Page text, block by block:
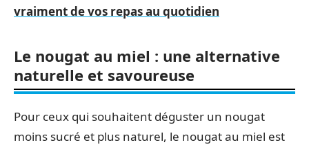
vraiment de vos repas au quotidien
Le nougat au miel : une alternative
naturelle et savoureuse
Pour ceux qui souhaitent déguster un nougat
moins sucré et plus naturel, le nougat au miel est